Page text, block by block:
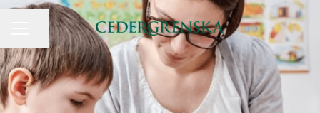
KARRIÄRMENY
Dela sidan